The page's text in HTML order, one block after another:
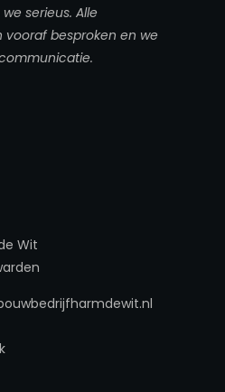
serieus. Alle
vooraf besproken en we
Wit